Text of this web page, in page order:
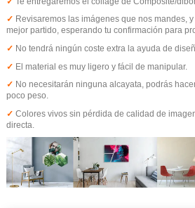
✓ Revisaremos las imágenes que nos mandes,
mejor partido, esperando tu confirmación para
✓ No tendrá ningún coste extra la ayuda de
✓ El material es muy ligero y fácil de manipular.
✓ No necesitarán ninguna alcayata, podrás
poco peso.
✓ Colores vivos sin pérdida de calidad de
directa.